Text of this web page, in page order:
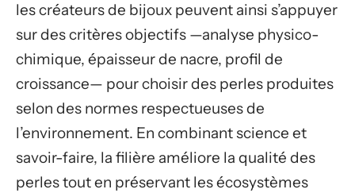
les créateurs de bijoux peuvent ainsi s’appuyer
sur des critères objectifs —analyse physico-
chimique, épaisseur de nacre, profil de
croissance— pour choisir des perles produites
selon des normes respectueuses de
l’environnement. En combinant science et
savoir-faire, la filière améliore la qualité des
perles tout en préservant les écosystèmes